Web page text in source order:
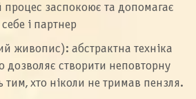
заспокоює та допомагає
і партнер
живопис): абстрактна техніка
створити неповторну
тим, хто ніколи не тримав пензля.